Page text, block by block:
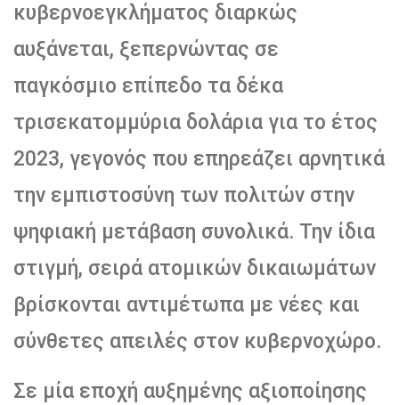
κυβερνοεγκλήματος διαρκώς
αυξάνεται, ξεπερνώντας σε
παγκόσμιο επίπεδο τα δέκα
τρισεκατομμύρια δολάρια για το έτος
2023, γεγονός που επηρεάζει αρνητικά
την εμπιστοσύνη των πολιτών στην
ψηφιακή μετάβαση συνολικά. Την ίδια
στιγμή, σειρά ατομικών δικαιωμάτων
βρίσκονται αντιμέτωπα με νέες και
σύνθετες απειλές στον κυβερνοχώρο.
Σε μία εποχή αυξημένης αξιοποίησης